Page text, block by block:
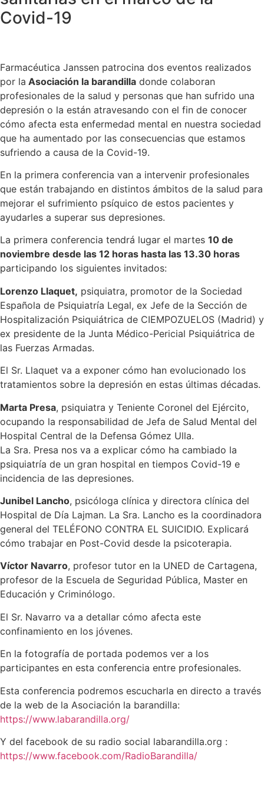
Covid-19
Farmacéutica Janssen patrocina dos eventos realizados
por la Asociación la barandilla donde colaboran
profesionales de la salud y personas que han sufrido una
depresión o la están atravesando con el fin de conocer
cómo afecta esta enfermedad mental en nuestra sociedad
que ha aumentado por las consecuencias que estamos
sufriendo a causa de la Covid-19.
En la primera conferencia van a intervenir profesionales
que están trabajando en distintos ámbitos de la salud para
mejorar el sufrimiento psíquico de estos pacientes y
ayudarles a superar sus depresiones.
La primera conferencia tendrá lugar el martes 10 de
noviembre desde las 12 horas hasta las 13.30 horas
participando los siguientes invitados:
Lorenzo Llaquet, psiquiatra, promotor de la Sociedad
Española de Psiquiatría Legal, ex Jefe de la Sección de
Hospitalización Psiquiátrica de CIEMPOZUELOS (Madrid) y
ex presidente de la Junta Médico-Pericial Psiquiátrica de
las Fuerzas Armadas.
El Sr. Llaquet va a exponer cómo han evolucionado los
tratamientos sobre la depresión en estas últimas décadas.
Marta Presa, psiquiatra y Teniente Coronel del Ejército,
ocupando la responsabilidad de Jefa de Salud Mental del
Hospital Central de la Defensa Gómez Ulla.
La Sra. Presa nos va a explicar cómo ha cambiado la
psiquiatría de un gran hospital en tiempos Covid-19 e
incidencia de las depresiones.
Junibel Lancho, psicóloga clínica y directora clínica del
Hospital de Día Lajman. La Sra. Lancho es la coordinadora
general del TELÉFONO CONTRA EL SUICIDIO. Explicará
cómo trabajar en Post-Covid desde la psicoterapia.
Víctor Navarro, profesor tutor en la UNED de Cartagena,
profesor de la Escuela de Seguridad Pública, Master en
Educación y Criminólogo.
El Sr. Navarro va a detallar cómo afecta este
confinamiento en los jóvenes.
En la fotografía de portada podemos ver a los
participantes en esta conferencia entre profesionales.
Esta conferencia podremos escucharla en directo a través
de la web de la Asociación la barandilla:
https://www.labarandilla.org/
Y del facebook de su radio social labarandilla.org :
https://www.facebook.com/RadioBarandilla/